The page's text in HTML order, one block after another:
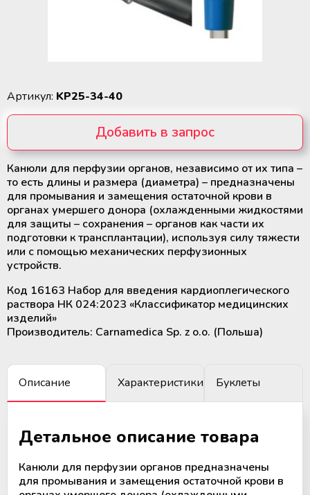
Экстракторы для разделения
Стенд для контроля за процессом
лейкофильтрации крови
Центрифуги для банков крови
Холодильники для хранения
крови и ее компонентов
Шейкеры и инкубаторы для
тромбоцитов
Быстрозамораживатели плазмы
крови
стволовых клеток
ТермоСумки для транспортировки
соединения полимерных
магистралей
ТермоКонтейнеры
Медицинские аккумуляторы
холода и тепла
Регистраторы температуры
(логгеры) для транспортировки
термолабильных препаратов
Система круглосуточного
мониторинга температуры
(Дистанционный температурный
мониторинг)
Дополнительные материалы к
холодильному оборудованию
Анализаторы лабораторные и
стерилизаторы от 60 до 100 литров
Ультразвуковые очистители
Мебель с нержавеющей сталі
Системы очистки воды
Парогенераторы
Индикаторы и тесты для
стерилизации и мониторинга
оборудования
Рулоны и пакеты для
Артикул: KP25-34-40
Добавить в запрос
Убрать из запроса
Канюли для перфузии органов, независимо от их типа –
то есть длины и размера (диаметра) – предназначены
для промывания и замещения остаточной крови в
органах умершего донора (охлажденными жидкостями
для защиты – сохранения – органов как части их
подготовки к трансплантации), используя силу тяжести
или с помощью механических перфузионных
устройств.
Код 16163 Набор для введения кардиоплегического
раствора НК 024:2023 «Классификатор медицинских
изделий»
Производитель: Carnamedica Sp. z o.o. (Польша)
Описание Характеристики Буклеты
Детальное описание товара
Канюли для перфузии органов предназначены
для промывания и замещения остаточной крови в